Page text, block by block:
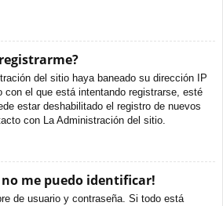
del sitio haya baneado su dirección IP
con el que está intentando registrarse, esté
estar deshabilitado el registro de nuevos
con La Administración del sitio.
no me puedo identificar!
de usuario y contraseña. Si todo está